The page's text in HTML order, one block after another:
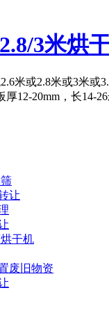
3米烘
米或2.8米或3米或
厚12-20mm，长14-
让
干机
废旧物资